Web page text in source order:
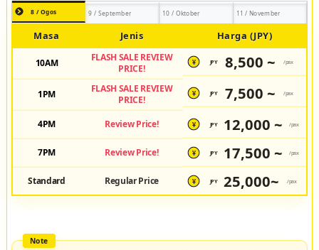
8 / Ogos 9 / September 10 / Oktober 11 / November
Masa Jenis Harga (JPY)
10AM
FLASH SALE REVIEW
PRICE!
¥ JPY 8,500 ~ /pax
1PM
FLASH SALE REVIEW
PRICE!
¥ JPY 7,500 ~ /pax
4PM Review Price! ¥ JPY 12,000 ~ /pax
7PM Review Price! ¥ JPY 17,500 ~ /pax
Standard Regular Price ¥ JPY 25,000~ /pax